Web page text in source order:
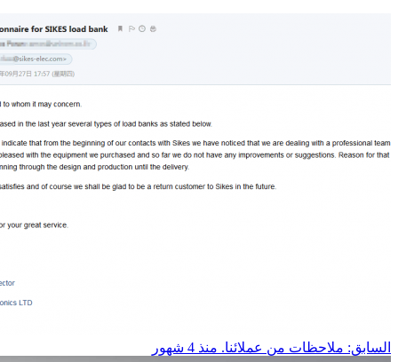
السابق: ملاحظات من عملائنا. منذ 4 شهور